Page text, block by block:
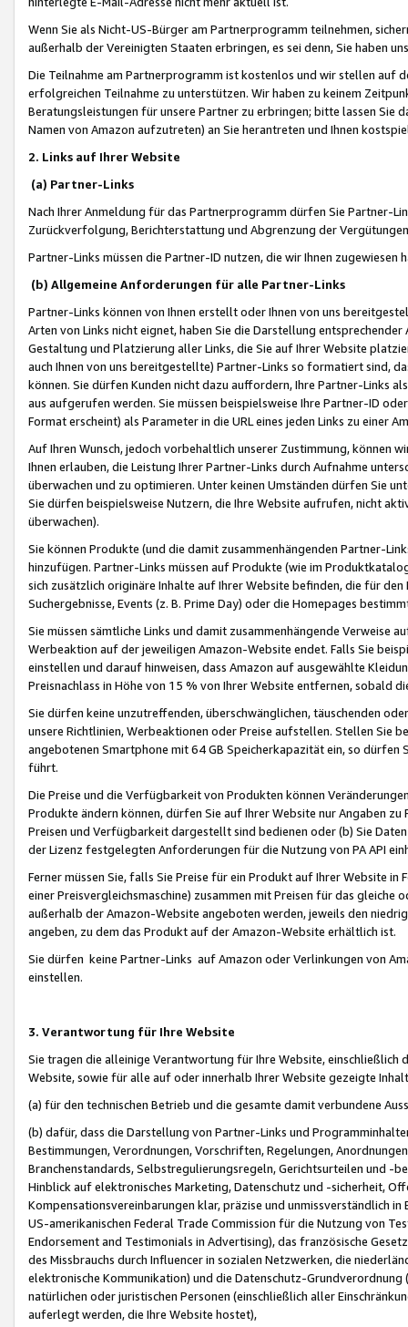
Wenn Sie als Nicht-US-Bürger am Partnerprogramm teilnehmen,
außerhalb der Vereinigten Staaten erbringen, es sei denn, Sie haben
Die Teilnahme am Partnerprogramm ist kostenlos und wir stellen auf
erfolgreichen Teilnahme zu unterstützen. Wir haben zu keinem
Beratungsleistungen für unsere Partner zu erbringen; bitte lassen Sie
Namen von Amazon aufzutreten) an Sie herantreten und Ihnen
2. Links auf Ihrer Website
(a) Partner-Links
Nach Ihrer Anmeldung für das Partnerprogramm dürfen Sie Partner-
Zurückverfolgung, Berichterstattung und Abgrenzung der
Partner-Links müssen die Partner-ID nutzen, die wir Ihnen zugewiesen
(b) Allgemeine Anforderungen für alle Partner-Links
Partner-Links können von Ihnen erstellt oder Ihnen von uns
Arten von Links nicht eignet, haben Sie die Darstellung
Gestaltung und Platzierung aller Links, die Sie auf Ihrer Website
auch Ihnen von uns bereitgestellte) Partner-Links so formatiert sind,
können. Sie dürfen Kunden nicht dazu auffordern, Ihre Partner-Links
aus aufgerufen werden. Sie müssen beispielsweise Ihre Partner-ID
Format erscheint) als Parameter in die URL eines jeden Links zu einer
Auf Ihren Wunsch, jedoch vorbehaltlich unserer Zustimmung, können
Ihnen erlauben, die Leistung Ihrer Partner-Links durch Aufnahme
überwachen und zu optimieren. Unter keinen Umständen dürfen Sie
Sie dürfen beispielsweise Nutzern, die Ihre Website aufrufen, nicht
überwachen).
Sie können Produkte (und die damit zusammenhängenden Partner-
hinzufügen. Partner-Links müssen auf Produkte (wie im
sich zusätzlich originäre Inhalte auf Ihrer Website befinden, die für
Suchergebnisse, Events (z. B. Prime Day) oder die Homepages
Sie müssen sämtliche Links und damit zusammenhängende
Werbeaktion auf der jeweiligen Amazon-Website endet. Falls Sie
einstellen und darauf hinweisen, dass Amazon auf ausgewählte
Preisnachlass in Höhe von 15 % von Ihrer Website entfernen, sobald
Sie dürfen keine unzutreffenden, überschwänglichen, täuschenden
unsere Richtlinien, Werbeaktionen oder Preise aufstellen. Stellen Sie
angebotenen Smartphone mit 64 GB Speicherkapazität ein, so dürfen
führt.
Die Preise und die Verfügbarkeit von Produkten können
Produkte ändern können, dürfen Sie auf Ihrer Website nur Angaben
Preisen und Verfügbarkeit dargestellt sind bedienen oder (b) Sie
der Lizenz festgelegten Anforderungen für die Nutzung von PA API
Ferner müssen Sie, falls Sie Preise für ein Produkt auf Ihrer Website
einer Preisvergleichsmaschine) zusammen mit Preisen für das
außerhalb der Amazon-Website angeboten werden, jeweils den
angeben, zu dem das Produkt auf der Amazon-Website erhältlich ist.
Sie dürfen keine Partner-Links auf Amazon oder Verlinkungen von
einstellen.
3. Verantwortung für Ihre Website
Sie tragen die alleinige Verantwortung für Ihre Website,
Website, sowie für alle auf oder innerhalb Ihrer Website gezeigte
(a) für den technischen Betrieb und die gesamte damit verbundene
(b) dafür, dass die Darstellung von Partner-Links und
Bestimmungen, Verordnungen, Vorschriften, Regelungen,
Branchenstandards, Selbstregulierungsregeln, Gerichtsurteilen und -
Hinblick auf elektronisches Marketing, Datenschutz und -sicherheit,
Kompensationsvereinbarungen klar, präzise und unmissverständlich
US-amerikanischen Federal Trade Commission für die Nutzung von
Endorsement and Testimonials in Advertising), das französische
des Missbrauchs durch Influencer in sozialen Netzwerken, die
elektronische Kommunikation) und die Datenschutz-
natürlichen oder juristischen Personen (einschließlich aller
auferlegt werden, die Ihre Website hostet),